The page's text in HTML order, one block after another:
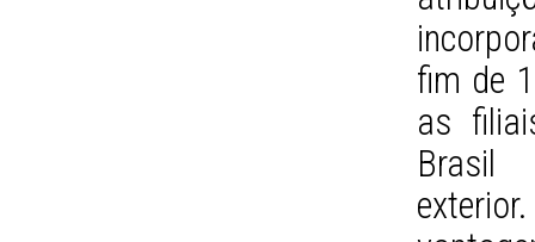
fim de
as
Brasil